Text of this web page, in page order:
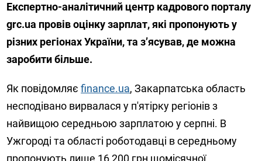
Експертно-аналітичний центр кадрового порталу
grc.ua провів оцінку зарплат, які пропонують у
різних регіонах України, та з’ясував, де можна
заробити більше.
Як повідомляєfinance.ua, Закарпатська область
несподівано вирвалася у п'ятірку регіонів з
найвищою середньою зарплатою у серпні. В
Ужгороді та області роботодавці в середньому